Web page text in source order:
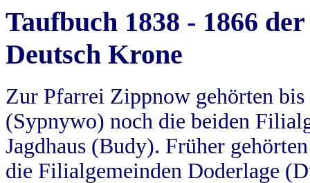
Taufbuch 1838 - 1866
Deutsch Krone
Zur Pfarrei Zippnow gehörten
(Sypnywo) noch die beiden
Jagdhaus (Budy). Früher
die Filialgemeinden Doderlage